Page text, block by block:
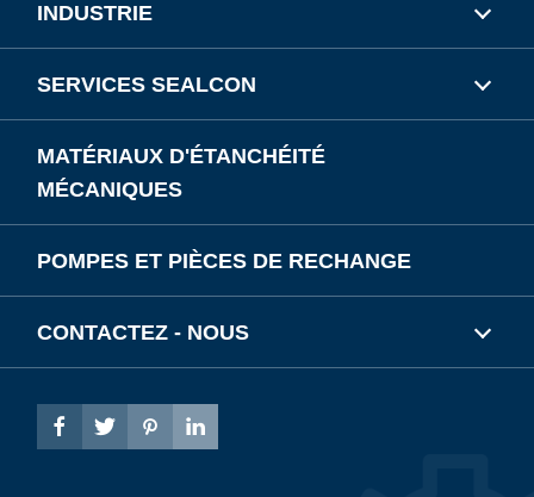
INDUSTRIE
SERVICES SEALCON
MATÉRIAUX D'ÉTANCHÉITÉ
MÉCANIQUES
POMPES ET PIÈCES DE RECHANGE
CONTACTEZ - NOUS
   